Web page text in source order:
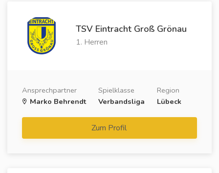
TSV Eintracht Groß Grönau
1. Herren
Ansprechpartner
Marko Behrendt
Spielklasse
Verbandsliga
Region
Lübeck
Zum Profil